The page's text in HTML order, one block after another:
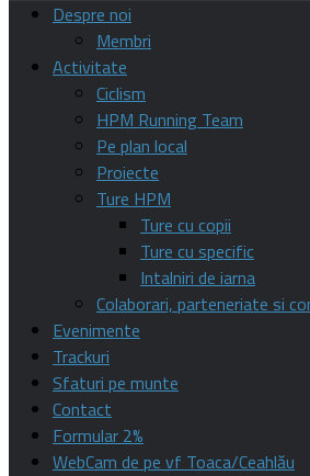
Despre noi
Membri
Activitate
Ciclism
HPM Running Team
Pe plan local
Proiecte
Ture HPM
Ture cu copii
Ture cu specific
Intalniri de iarna
Colaborari, parteneriate si
Evenimente
Trackuri
Sfaturi pe munte
Contact
Formular 2%
WebCam de pe vf Toaca/Ceahlău